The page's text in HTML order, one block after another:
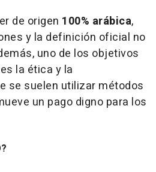
de origen 100% arábica,
y la definición oficial no
uno de los objetivos
la ética y la
se suelen utilizar métodos
un pago digno para los